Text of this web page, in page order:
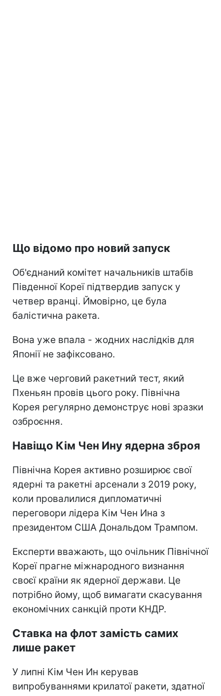
Що відомо про новий запуск
Об'єднаний комітет начальників штабів
Південної Кореї підтвердив запуск у
четвер вранці. Ймовірно, це була
балістична ракета.
Вона уже впала - жодних наслідків для
Японії не зафіксовано.
Це вже черговий ракетний тест, який
Пхеньян провів цього року. Північна
Корея регулярно демонструє нові зразки
озброєння.
Навіщо Кім Чен Ину ядерна зброя
Північна Корея активно розширює свої
ядерні та ракетні арсенали з 2019 року,
коли провалилися дипломатичні
переговори лідера Кім Чен Ина з
президентом США Дональдом Трампом.
Експерти вважають, що очільник Північної
Кореї прагне міжнародного визнання
своєї країни як ядерної держави. Це
потрібно йому, щоб вимагати скасування
економічних санкцій проти КНДР.
Ставка на флот замість самих
лише ракет
У липні Кім Чен Ин керував
випробуваннями крилатої ракети, здатної